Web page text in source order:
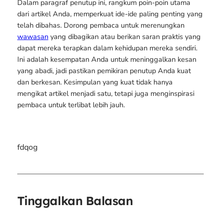
Dalam paragraf penutup ini, rangkum poin-poin utama
dari artikel Anda, memperkuat ide-ide paling penting yang
telah dibahas. Dorong pembaca untuk merenungkan
wawasanyang dibagikan atau berikan saran praktis yang
dapat mereka terapkan dalam kehidupan mereka sendiri.
Ini adalah kesempatan Anda untuk meninggalkan kesan
yang abadi, jadi pastikan pemikiran penutup Anda kuat
dan berkesan. Kesimpulan yang kuat tidak hanya
mengikat artikel menjadi satu, tetapi juga menginspirasi
pembaca untuk terlibat lebih jauh.
fdqog
Tinggalkan Balasan